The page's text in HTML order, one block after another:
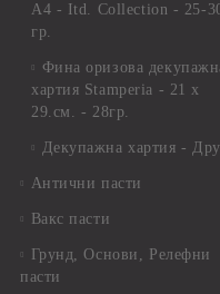
А4 - Itd. Collection - 25-
гр.
Фина оризова
хартия Stamperia - 21 х
29.см. - 28гр.
Декупажна хартия -
Антични пасти
Вакс пасти
Грунд, Основи, Релефни
пасти